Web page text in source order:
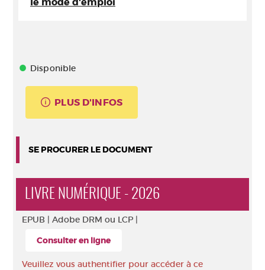
Disponible
PLUS D'INFOS
SE PROCURER LE DOCUMENT
LIVRE NUMÉRIQUE - 2026
EPUB | Adobe DRM ou LCP |
Consulter en ligne
Veuillez vous authentifier pour accéder à ce